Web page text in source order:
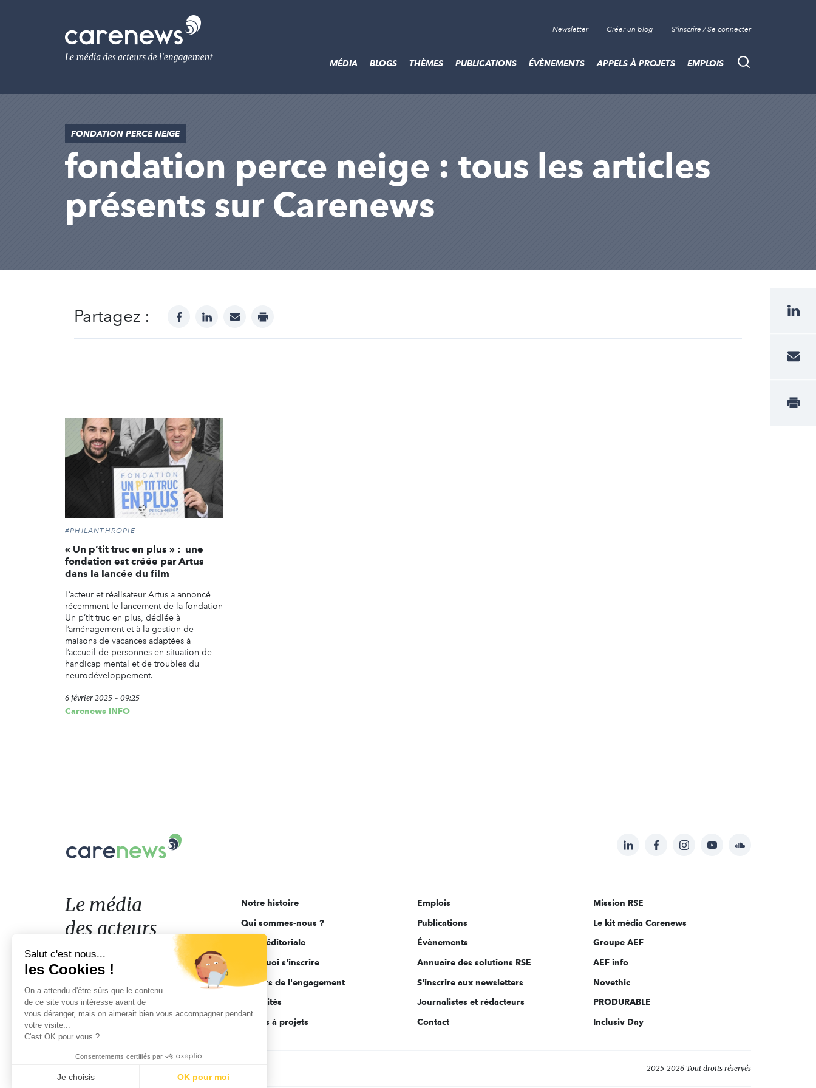
Le
média
de
Newsletter Créer un blog S'inscrire / Se connecter
Recherche
MÉDIA BLOGS THÈMES PUBLICATIONS ÉVÈNEMENTS APPELS À PROJETS EMPLOIS
FONDATION PERCE NEIGE
fondation perce neige : tous les articles
présents sur Carenews
Partagez : facebooklinkedinmail print
#PHILANTHROPIE
« Un p’tit truc en plus » : une
fondation est créée par Artus
dans la lancée du film
L’acteur et réalisateur Artus a annoncé
récemment le lancement de la fondation
Un p’tit truc en plus, dédiée à
l’aménagement et à la gestion de
maisons de vacances adaptées à
l’accueil de personnes en situation de
handicap mental et de troubles du
neurodéveloppement.
6 février 2025 - 09:25
Carenews INFO
Suivez-
sur:
LinkedInFacebookInstagramYouTubeSoundcloud
Le
acteurs
de
l'engagement
Le média
des acteurs
de l'engagement
Notre histoire
Qui sommes-nous ?
Ligne éditoriale
Pourquoi s'inscrire
Acteurs de l'engagement
Actualités
Appels à projets
Emplois
Publications
Évènements
Annuaire des solutions RSE
S'inscrire aux newsletters
Journalistes et rédacteurs
Contact
Mission RSE
Le kit média Carenews
Groupe AEF
AEF info
Novethic
PRODURABLE
Inclusiv Day
2025-2026 Tout droits réservés
Salut c'est nous...
les Cookies !
On a attendu d'être sûrs que le contenu
de ce site vous intéresse avant de
vous déranger, mais on aimerait bien vous accompagner pendant
votre visite...
C'est OK pour vous ?
Consentements certifiés par
Je choisis OK pour moi